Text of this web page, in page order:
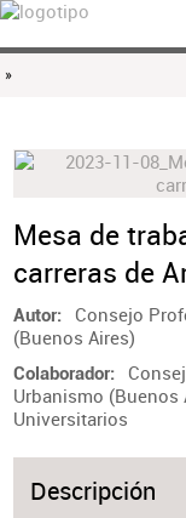
»
Mesa de
carreras de
Autor
Consejo
(Buenos Aires)
Colaborador
Urbanismo
Universitarios
Descripción